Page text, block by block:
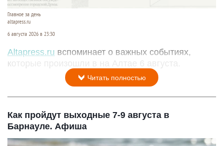
Главное за день
altapress.ru
6 августа 2026 в 23:30
Altapress.ru вспоминает о важных событиях,
которые произошли в на Алтае 6 августа.
Читать полностью
Как пройдут выходные 7-9 августа в
Барнауле. Афиша